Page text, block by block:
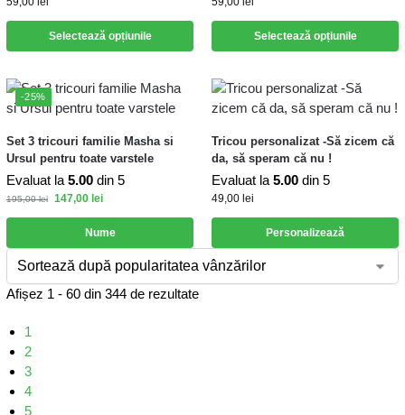
Selectează opțiunile Selectează opțiunile
-25%
Set 3 tricouri familie Masha si
Ursul pentru toate varstele
Evaluat la 5.00 din 5
195,00lei 147,00 lei
Nume
Tricou personalizat -Să zicem că
da, să speram că nu !
Evaluat la 5.00 din 5
49,00 lei
Personalizează
Afișez 1 - 60 din 344 de rezultate
1
2
3
4
5